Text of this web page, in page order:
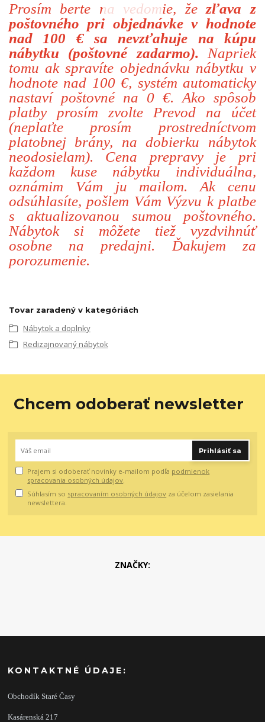
Prosím berte na vedomie, žezľava z
poštovného pri objednávke v hodnote
nad 100 € sa nevzťahuje na kúpu
nábytku (poštovné zadarmo). Napriek
tomu ak spravíte objednávku nábytku v
hodnote nad 100 €, systém automaticky
nastaví poštovné na 0 €. Ako spôsob
platby prosím zvolte Prevod na účet
(neplaťte prosím prostredníctvom
platobnej brány, na dobierku nábytok
neodosielam). Cena prepravy je pri
každom kuse nábytku individuálna,
oznámim Vám ju mailom. Ak cenu
odsúhlasíte, pošlem Vám Výzvu k platbe
s aktualizovanou sumou poštovného.
Nábytok si môžete tiež vyzdvihnúť
osobne na predajni. Ďakujem za
porozumenie.
Tovar zaradený v kategóriách
Nábytok a doplnky
Redizajnovaný nábytok
Chcem odoberať newsletter
Prihlásiť sa
Prajem si odoberať novinky e-mailom podľa podmienok
spracovania osobných údajov
Súhlasím so spracovaním osobných údajov za účelom zasielania
newslettera.
ZNAČKY:
KONTAKTNÉ ÚDAJE:
Obchodík Staré Časy
Kasárenská 217